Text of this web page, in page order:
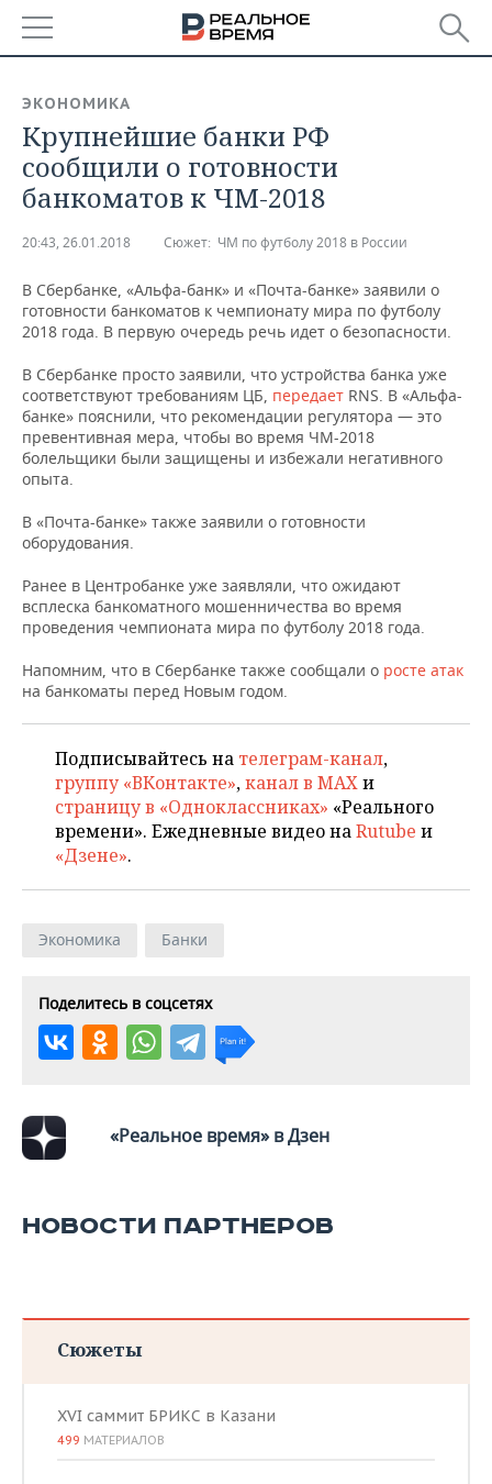
БАШКОРТОСТАН
ТАТАРСТАН
НОВОСТИ
АНАЛИТИКА
ДЕКЛАРАЦИИ О ДОХОДАХ
КОРОЛИ ГОСЗАКАЗА ПФО
ВУЗЫ ТАТАРСТАНА
КОМУ ПРИНАДЛЕЖАТ
ТОРГОВЫЕ ЦЕНТРЫ
ТАТАРСТАНА
НОВОСТИ ЭКОНОМИКИ
ФИНАНСЫ
БАНКИ
БЮДЖЕТ
ИНВЕСТИЦИИ
ПРОМЫШЛЕННОСТЬ
НОВОСТИ
ПРОМЫШЛЕННОСТИ
АГРОПРОМ
МАШИНОСТРОЕНИЕ
НЕФТЬ
ОПК
НЕДВИЖИМОСТЬ
НОВОСТИ НЕДВИЖИМОСТИ
АВТО
НОВОСТИ АВТО
БИЗНЕС
НОВОСТИ БИЗНЕСА
РОЗНИЧНАЯ ТОРГОВЛЯ
ТРАНСПОРТ
УСЛУГИ
ТЕХНОЛОГИИ
НОВОСТИ ТЕХНОЛОГИЙ
IT
МЕДИА
ТЕЛЕКОММУНИКАЦИИ
МЕРОПРИЯТИЯ
НОВОСТИ МЕРОПРИЯТИЙ
ВЫЕЗДНАЯ РЕДАКЦИЯ
БИЗНЕС-БРАНЧИ
ОТКРЫТАЯ ЛЕКЦИЯ
СПОРТ
НОВОСТИ СПОРТА
ФУТБОЛ
БАСКЕТБОЛ
ВОЛЕЙБОЛ
КИБЕРСПОРТ
ФИГУРНОЕ КАТАНИЕ
ХОККЕЙ С МЯЧОМ
ОБЩЕСТВО
НОВОСТИ ОБЩЕСТВА
ИНФРАСТРУКТУРА
ИСТОРИЯ
КУЛЬТУРА
МЕДИЦИНА
ПРОИСШЕСТВИЯ
ФОТОГАЛЕРЕЯ
СПРАВОЧНИК
СПИСОК ПЕРСОН
СПИСОК КОМПАНИЙ
ПОЛНАЯ ВЕРСИЯ
ЭКОНОМИКА
Крупнейшие банки РФ
сообщили о готовности
банкоматов к ЧМ-2018
20:43, 26.01.2018 Сюжет: ЧМ по футболу 2018 в России
В Сбербанке, «Альфа-банк» и «Почта-банке» заявили о
готовности банкоматов к чемпионату мира по футболу
2018 года. В первую очередь речь идет о безопасности.
В Сбербанке просто заявили, что устройства банка уже
соответствуют требованиям ЦБ, передает RNS. В «Альфа-
банке» пояснили, что рекомендации регулятора — это
превентивная мера, чтобы во время ЧМ-2018
болельщики были защищены и избежали негативного
опыта.
В «Почта-банке» также заявили о готовности
оборудования.
Ранее в Центробанке уже заявляли, что ожидают
всплеска банкоматного мошенничества во время
проведения чемпионата мира по футболу 2018 года.
Напомним, что в Сбербанке также сообщали о росте атак
на банкоматы перед Новым годом.
Подписывайтесь на телеграм-канал,
группу «ВКонтакте»,канал в MAXи
страницу в «Одноклассниках» «Реального
времени». Ежедневные видео наRutube и
«Дзене».
Экономика Банки
Поделитесь в соцсетях
«Реальное время» в Дзен
НОВОСТИ ПАРТНЕРОВ
Сюжеты
XVI саммит БРИКС в Казани
499 МАТЕРИАЛОВ